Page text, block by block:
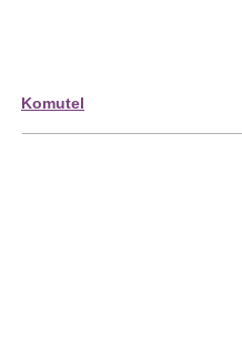
Komutel